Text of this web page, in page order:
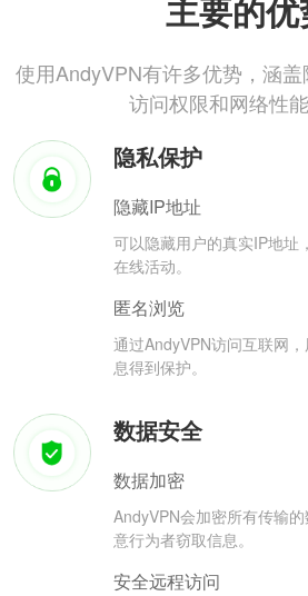
主要的
使用AndyVPN有许多优势，涵盖
访问权限和网络性
隐私保护
隐藏IP地址
可以隐藏用户的真实IP地址
在线活动。
匿名浏览
通过AndyVPN访问互联网
息得到保护。
数据安全
数据加密
AndyVPN会加密所有传输
意行为者窃取信息。
安全远程访问